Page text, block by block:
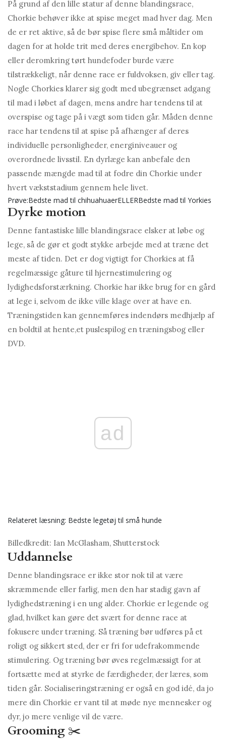
På grund af den lille statur af denne blandingsrace,
Chorkie behøver ikke at spise meget mad hver dag. Men
de er ret aktive, så de bør spise flere små måltider om
dagen for at holde trit med deres energibehov. En kop
eller deromkring tørt hundefoder burde være
tilstrækkeligt, når denne race er fuldvoksen, giv eller tag.
Nogle Chorkies klarer sig godt med ubegrænset adgang
til mad i løbet af dagen, mens andre har tendens til at
overspise og tage på i vægt som tiden går. Måden denne
race har tendens til at spise på afhænger af deres
individuelle personligheder, energiniveauer og
overordnede livsstil. En dyrlæge kan anbefale den
passende mængde mad til at fodre din Chorkie under
hvert vækststadium gennem hele livet.
Prøve:Bedste mad til chihuahuaerELLERBedste mad til Yorkies
Dyrke motion
Denne fantastiske lille blandingsrace elsker at løbe og
lege, så de gør et godt stykke arbejde med at træne det
meste af tiden. Det er dog vigtigt for Chorkies at få
regelmæssige gåture til hjernestimulering og
lydighedsforstærkning. Chorkie har ikke brug for en gård
at lege i, selvom de ikke ville klage over at have en.
Træningstiden kan gennemføres indendørs medhjælp af
en boldtil at hente,et puslespilog en træningsbog eller
DVD.
ad
Relateret læsning: Bedste legetøj til små hunde
Billedkredit: Ian McGlasham, Shutterstock
Uddannelse
Denne blandingsrace er ikke stor nok til at være
skræmmende eller farlig, men den har stadig gavn af
lydighedstræning i en ung alder. Chorkie er legende og
glad, hvilket kan gøre det svært for denne race at
fokusere under træning. Så træning bør udføres på et
roligt og sikkert sted, der er fri for udefrakommende
stimulering. Og træning bør øves regelmæssigt for at
fortsætte med at styrke de færdigheder, der læres, som
tiden går. Socialiseringstræning er også en god idé, da jo
mere din Chorkie er vant til at møde nye mennesker og
dyr, jo mere venlige vil de være.
Grooming ✂️